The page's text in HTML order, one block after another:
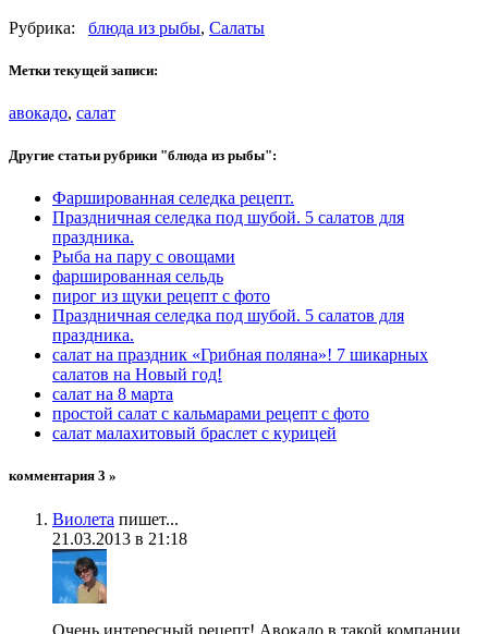
Рубрика: блюда из рыбы, Салаты
Метки текущей записи:
авокадо, салат
Другие статьи рубрики "блюда из рыбы":
Фаршированная селедка рецепт.
Праздничная селедка под шубой. 5 салатов для
праздника.
Рыба на пару с овощами
фаршированная сельдь
пирог из щуки рецепт с фото
Праздничная селедка под шубой. 5 салатов для
праздника.
салат на праздник «Грибная поляна»! 7 шикарных
салатов на Новый год!
салат на 8 марта
простой салат с кальмарами рецепт с фото
салат малахитовый браслет с курицей
комментария 3 »
Виолета пишет...
21.03.2013 в 21:18
Очень интересный рецепт! Авокадо в такой компании